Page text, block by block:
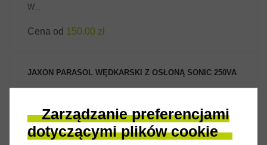
Zarządzanie preferencjami
dotyczącymi plików cookie
W...
Cena od 150.00 zł
JAXON PARASOL WĘDKARSKI Z OSŁONĄ SONIC 250VA
ZOBACZ PRODUKT